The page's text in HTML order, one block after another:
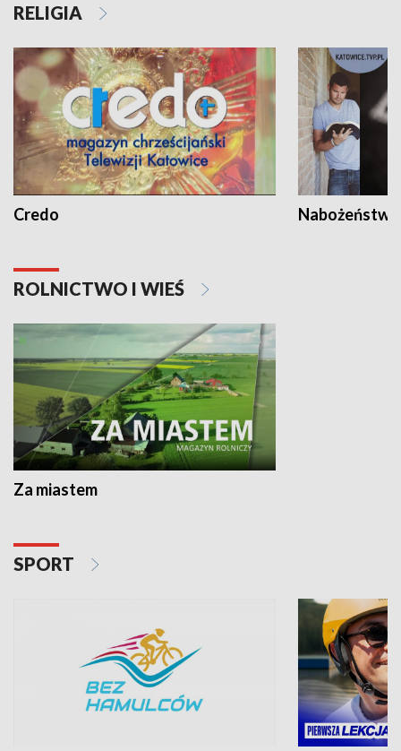
RELIGIA
Credo
ROLNICTWO I WIEŚ
Za miastem
SPORT